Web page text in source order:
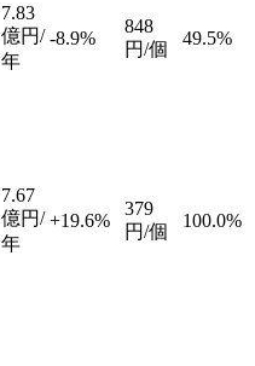
7.83
億円/
年
-8.9%
848
円/個
49.5%
7.67
億円/
年
+19.6%
379
円/個
100.0%